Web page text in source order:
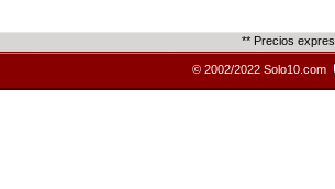
** Precios
© 2002/2022 Solo10.com